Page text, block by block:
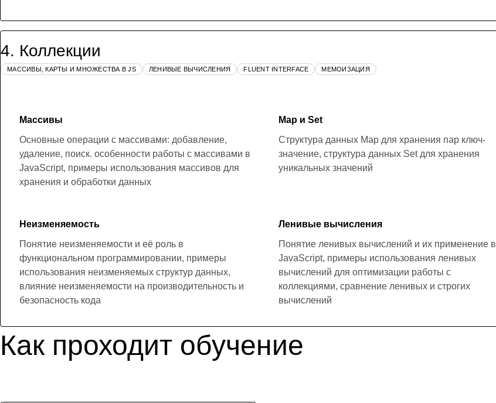
4. Коллекции
МАССИВЫ, КАРТЫ И МНОЖЕСТВА В JS ЛЕНИВЫЕ ВЫЧИСЛЕНИЯ FLUENT INTERFACE МЕМОИЗАЦИЯ
Массивы
Основные операции с массивами: добавление,
удаление, поиск. особенности работы с массивами в
JavaScript, примеры использования массивов для
хранения и обработки данных
Map и Set
Структура данных Map для хранения пар ключ-
значение, структура данных Set для хранения
уникальных значений
Неизменяемость
Понятие неизменяемости и её роль в
функциональном программировании, примеры
использования неизменяемых структур данных,
влияние неизменяемости на производительность и
безопасность кода
Ленивые вычисления
Понятие ленивых вычислений и их применение в
JavaScript, примеры использования ленивых
вычислений для оптимизации работы с
коллекциями, сравнение ленивых и строгих
вычислений
Как проходит обучение